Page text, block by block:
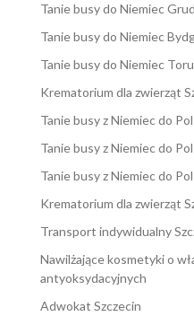
Tanie busy do Niemiec
Tanie busy do Niemiec
Tanie busy do Niemiec
Krematorium dla zwierząt
Tanie busy z Niemiec do
Tanie busy z Niemiec do
Tanie busy z Niemiec do
Krematorium dla zwierząt
Transport indywidualny
Nawilżające kosmetyki o
antyoksydacyjnych
Adwokat Szczecin